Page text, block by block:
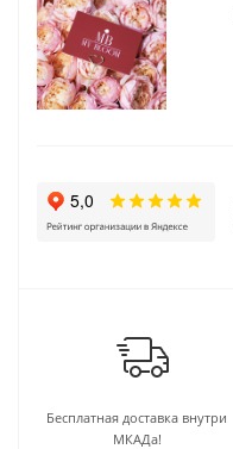
Бесплатная доставка внутри
МКАДа!